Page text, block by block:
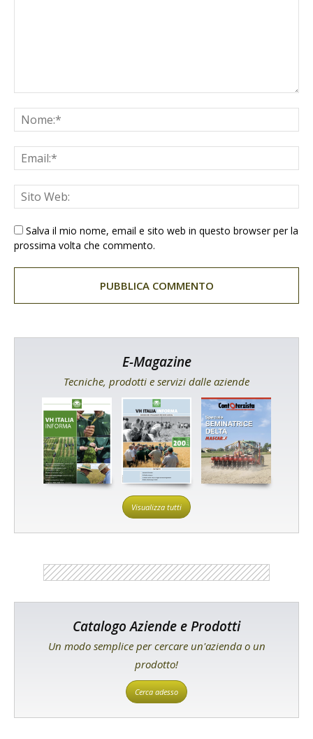
Salva il mio nome, email e sito web in questo browser per la
prossima volta che commento.
E-Magazine
Tecniche, prodotti e servizi dalle aziende
Visualizza tutti
Catalogo Aziende e Prodotti
Un modo semplice per cercare un'azienda o un
prodotto!
Cerca adesso